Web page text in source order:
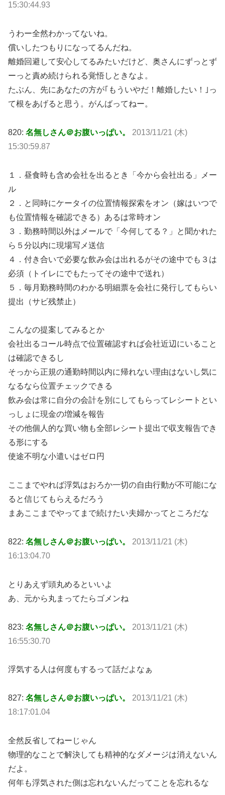
15:30:44.93
うわー全然わかってないね。
償いしたつもりになってるんだね。
離婚回避して安心してるみたいだけど、奥さんにずっとず
ーっと責め続けられる覚悟しときなよ。
たぶん、先にあなたの方が｢もういやだ！離婚したい！｣っ
て根をあげると思う。がんばってねー。
820: 名無しさん＠お腹いっぱい。 2013/11/21 (木)
15:30:59.87
１．昼食時も含め会社を出るとき「今から会社出る」メー
ル
２．と同時にケータイの位置情報探索をオン（嫁はいつで
も位置情報を確認できる）あるは常時オン
３．勤務時間以外はメールで「今何してる？」と聞かれた
ら５分以内に現場写メ送信
４．付き合いで必要な飲み会は出れるがその途中でも３は
必須（トイレにでもたってその途中で送れ）
５．毎月勤務時間のわかる明細票を会社に発行してもらい
提出（サビ残禁止）
こんなの提案してみるとか
会社出るコール時点で位置確認すれば会社近辺にいること
は確認できるし
そっから正規の通勤時間以内に帰れない理由はないし気に
なるなら位置チェックできる
飲み会は常に自分の会計を別にしてもらってレシートとい
っしょに現金の増減を報告
その他個人的な買い物も全部レシート提出で収支報告でき
る形にする
使途不明な小遣いはゼロ円
ここまでやれば浮気はおろか一切の自由行動が不可能にな
ると信じてもらえるだろう
まあここまでやってまで続けたい夫婦かってところだな
822: 名無しさん＠お腹いっぱい。 2013/11/21 (木)
16:13:04.70
とりあえず頭丸めるといいよ
あ、元から丸まってたらゴメンね
823: 名無しさん＠お腹いっぱい。 2013/11/21 (木)
16:55:30.70
浮気する人は何度もするって話だよなぁ
827: 名無しさん＠お腹いっぱい。 2013/11/21 (木)
18:17:01.04
全然反省してねーじゃん
物理的なことで解決しても精神的なダメージは消えないん
だよ。
何年も浮気された側は忘れないんだってことを忘れるな